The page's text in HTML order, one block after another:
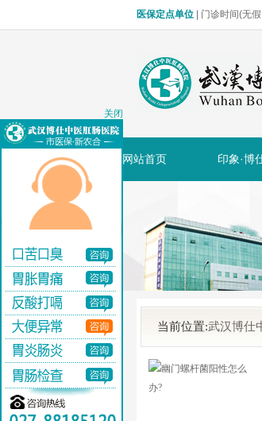
医保定点单位 | 门诊时间(无
网站首页 印象·博
当前位置:武汉博仕
关闭